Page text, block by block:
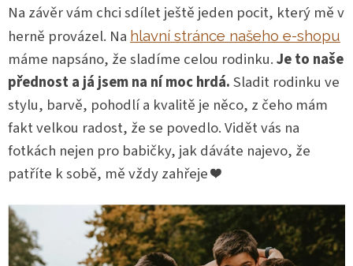
Na závěr vám chci sdílet ještě jeden pocit, který mě v
herně provázel. Na hlavní stránce našeho e-shopu
máme napsáno, že sladíme celou rodinku.Je to naše
přednost a já jsem na ní moc hrdá.Sladit rodinku ve
stylu, barvě, pohodlí a kvalitě je něco, z čeho mám
fakt velkou radost, že se povedlo. Vidět vás na
fotkách nejen pro babičky, jak dáváte najevo, že
patříte k sobě, mě vždy zahřeje ❤️